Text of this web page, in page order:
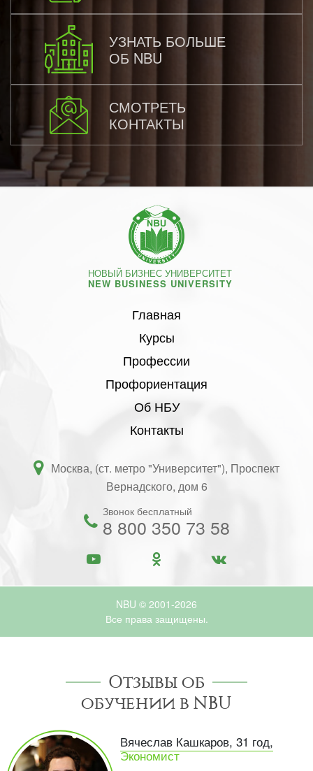
УЗНАТЬ БОЛЬШЕ
ОБ NBU
СМОТРЕТЬ
КОНТАКТЫ
НОВЫЙ БИЗНЕС УНИВЕРСИТЕТ
NEW BUSINESS UNIVERSITY
Главная
Курсы
Профессии
Профориентация
Об НБУ
Контакты
Москва, (ст. метро "Университет"), Проспект
Вернадского, дом 6
Звонок бесплатный
8 800 350 73 58
NBU © 2001-2026
Все права защищены.
Отзывы об
обучении в NBU
Вячеслав Кашкаров, 31 год,
Экономист